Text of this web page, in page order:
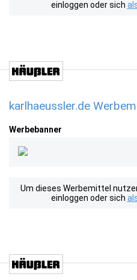
einloggen oder sich
karlhaeussler.de
Werbebanner
Um dieses Werbemittel
einloggen oder sich